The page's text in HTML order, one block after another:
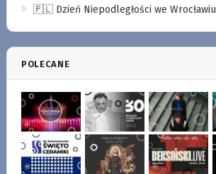
🇵🇱 Dzień Niepodległości we Wrocławiu
POLECANE